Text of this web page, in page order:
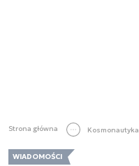
Strona główna Kosmonautyka
WIADOMOŚCI